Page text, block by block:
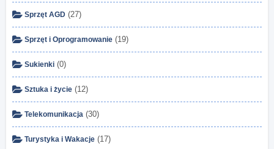
Sprzęt AGD (27)
Sprzęt i Oprogramowanie (19)
Sukienki (0)
Sztuka i życie (12)
Telekomunikacja (30)
Turystyka i Wakacje (17)